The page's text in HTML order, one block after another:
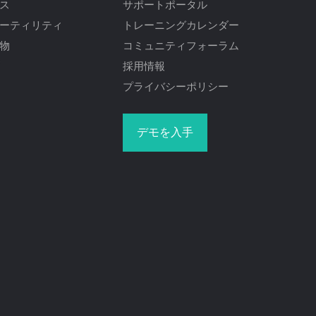
ティリティ
サポートポータル
トレーニングカレンダー
コミュニティフォーラム
採用情報
プライバシーポリシー
デモを入手